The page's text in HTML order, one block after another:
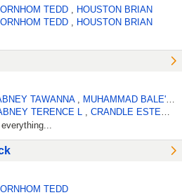
TEDD
HOUSTON BRIAN
TEDD HOUSTON BRIAN
TAWANNA
MUHAMMAD BALE'WA M
TERENCE L CRANDLE ESTEBAN
TEDD